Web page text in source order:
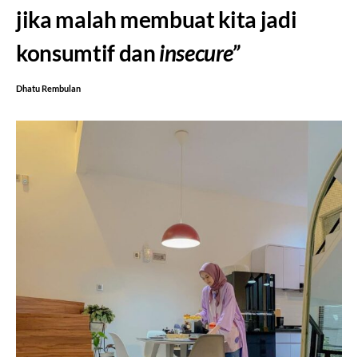
jika malah membuat kita jadi
konsumtif daninsecure”
Dhatu Rembulan